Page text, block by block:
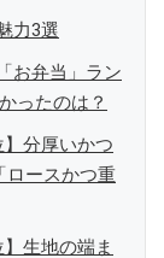
力3選
お弁当」ラン
ったのは？
分厚いかつ
ロースかつ重
生地の端ま